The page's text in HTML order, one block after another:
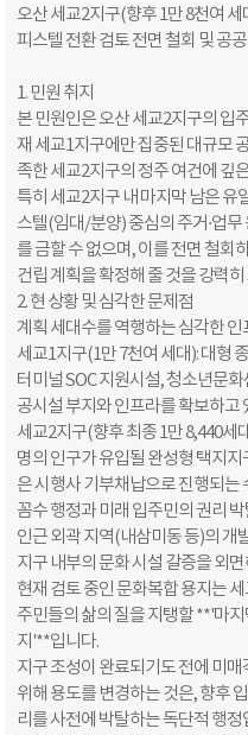
오산 세교2지구(향후 1만 8천여
피스텔 전환 검토 전면 철회 및 공
1. 민원 취지
본 민원인은 오산 세교2지구의 입
재 세교1지구에만 집중된 대규모
족한 세교2지구의 정주 여건에 깊
특히 세교2지구 내 마지막 남은 유
스텔(임대/분양) 중심의 주거·업
를 금할 수 없으며, 이를 전면 철회
건립 계획을 확정해 줄 것을 강력
2. 현 상황 및 심각한 문제점
계획 세대수를 역행하는 심각한 인
세교1지구(1만 7천여 세대): 대형
터미널 SOC 지원시설, 청소년문
공시설 부지와 인프라를 확보하고
세교2지구(향후 최종 1만 8,440세
명의 인구가 유입될 완성형 택지
은 시행사 기부채납으로 진행되는
꼼수 행정과 미래 입주민의 권리 박
인근 외곽 지역(내삼미동 등)의 개
지구 내부의 문화 시설 갈증을 외
현재 검토 중인 문화복합 용지는
주민들의 삶의 질을 지탱할 **'마
지'**입니다.
지구 조성이 완료되기도 전에 미
위해 용도를 변경하는 것은, 향후
리를 사전에 박탈하는 독단적 행